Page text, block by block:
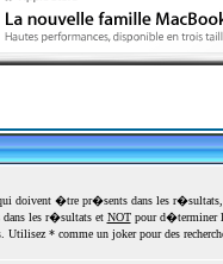
doivent �tre pr�sents dans les
les r�sultats et NOTpour d�terminer
* comme un joker pour des